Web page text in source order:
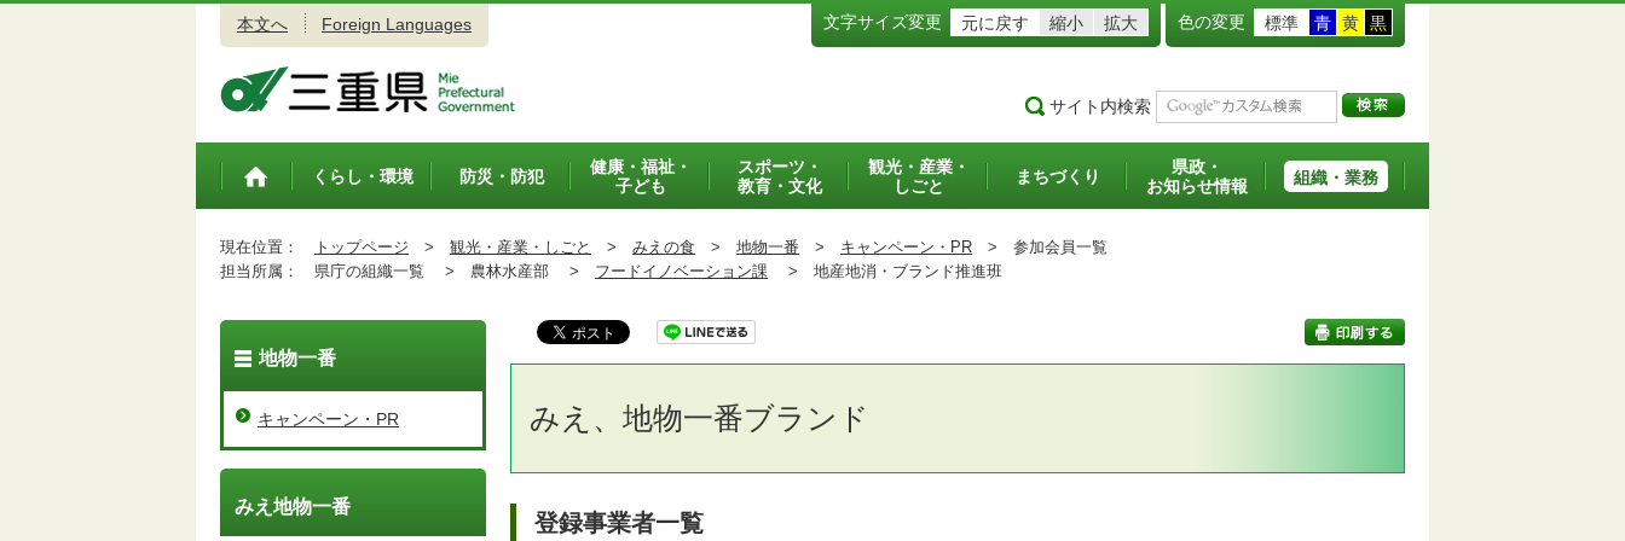
本文へ Foreign Languages 文字サイズ変更 元に戻す 縮小 拡大 色の変更 標準 青 黄 黒
サイト内検索
トップペ
くらし・環境 防災・防犯
健康・福祉・
子ども
スポーツ・
教育・文化
観光・産業・
しごと
まちづくり
県政・
お知らせ情報
組織・業務
現在位置： トップページ > 観光・産業・しごと > みえの食 > 地物一番 > キャンペーン・PR > 参加会員一覧
担当所属：
県庁の組織一覧 > 農林水産部 > フードイノベーション課 > 地産地消・ブランド推進班
みえ、地物一番ブランド
登録事業者一覧
地物一番
キャンペーン・PR
みえ地物一番